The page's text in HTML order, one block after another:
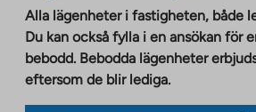
a
new
tab
Alla lägenheter i fastigheten, både
Du kan också fylla i en ansökan för
bebodd. Bebodda lägenheter
eftersom de blir lediga.